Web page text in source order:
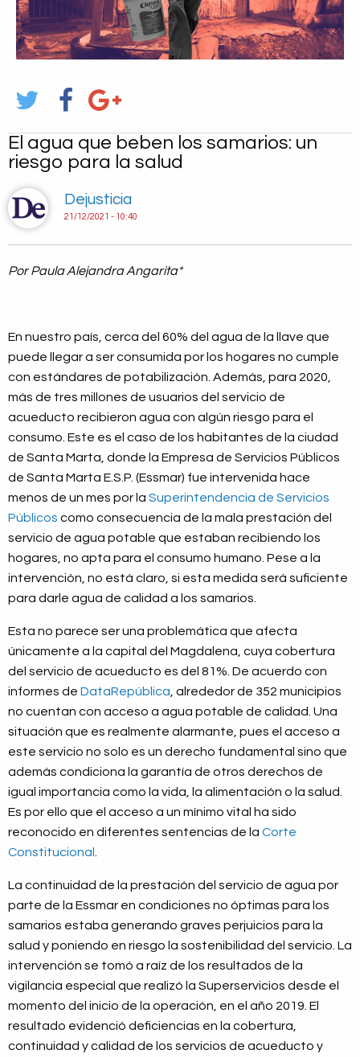
El agua que beben los samarios: un
riesgo para la salud
Dejusticia
21/12/2021 - 10:40
Por Paula Alejandra Angarita*
En nuestro país, cerca del 60% del agua de la llave que
puede llegar a ser consumida por los hogares no cumple
con estándares de potabilización. Además, para 2020,
más de tres millones de usuarios del servicio de
acueducto recibieron agua con algún riesgo para el
consumo. Este es el caso de los habitantes de la ciudad
de Santa Marta, donde la Empresa de Servicios Públicos
de Santa Marta E.S.P. (Essmar) fue intervenida hace
menos de un mes por la Superintendencia de Servicios
Públicos como consecuencia de la mala prestación del
servicio de agua potable que estaban recibiendo los
hogares, no apta para el consumo humano. Pese a la
intervención, no está claro, si esta medida será suficiente
para darle agua de calidad a los samarios.
Esta no parece ser una problemática que afecta
únicamente a la capital del Magdalena, cuya cobertura
del servicio de acueducto es del 81%. De acuerdo con
informes de DataRepública , alrededor de 352 municipios
no cuentan con acceso a agua potable de calidad. Una
situación que es realmente alarmante, pues el acceso a
este servicio no solo es un derecho fundamental sino que
además condiciona la garantía de otros derechos de
igual importancia como la vida, la alimentación o la salud.
Es por ello que el acceso a un mínimo vital ha sido
reconocido en diferentes sentencias de la Corte
Constitucional
La continuidad de la prestación del servicio de agua por
parte de la Essmar en condiciones no óptimas para los
samarios estaba generando graves perjuicios para la
salud y poniendo en riesgo la sostenibilidad del servicio. La
intervención se tomó a raíz de los resultados de la
vigilancia especial que realizó la Superservicios desde el
momento del inicio de la operación, en el año 2019. El
resultado evidenció deficiencias en la cobertura,
continuidad y calidad de los servicios de acueducto y